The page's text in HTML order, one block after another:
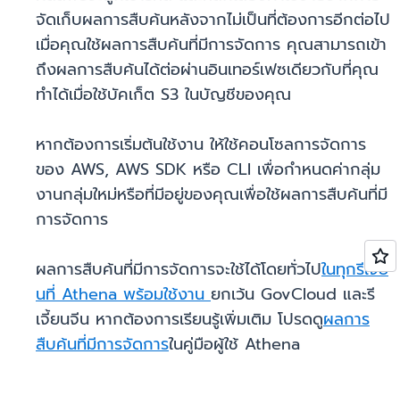
จัดเก็บผลการสืบค้นหลังจากไม่เป็นที่ต้องการอีกต่อไป
เมื่อคุณใช้ผลการสืบค้นที่มีการจัดการ คุณสามารถเข้า
ถึงผลการสืบค้นได้ต่อผ่านอินเทอร์เฟซเดียวกับที่คุณ
ทำได้เมื่อใช้บัคเก็ต S3 ในบัญชีของคุณ
หากต้องการเริ่มต้นใช้งาน ให้ใช้คอนโซลการจัดการ
ของ AWS, AWS SDK หรือ CLI เพื่อกำหนดค่ากลุ่ม
งานกลุ่มใหม่หรือที่มีอยู่ของคุณเพื่อใช้ผลการสืบค้นที่มี
การจัดการ
ผลการสืบค้นที่มีการจัดการจะใช้ได้โดยทั่วไปในทุกรีเจี้ย
นที่ Athena พร้อมใช้งานยกเว้น GovCloud และรี
เจี้ยนจีน หากต้องการเรียนรู้เพิ่มเติม โปรดดูผลการ
สืบค้นที่มีการจัดการในคู่มือผู้ใช้ Athena